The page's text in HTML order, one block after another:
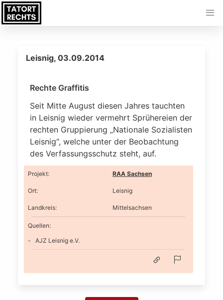
Leisnig, 03.09.2014
Rechte Graffitis
Seit Mitte August diesen Jahres tauchten
in Leisnig wieder vermehrt Sprühereien der
rechten Gruppierung „Nationale Sozialisten
Leisnig“, welche unter der Beobachtung
des Verfassungsschutz steht, auf.
Projekt: RAA Sachsen
Ort: Leisnig
Landkreis: Mittelsachsen
Quellen:
AJZ Leisnig e.V.